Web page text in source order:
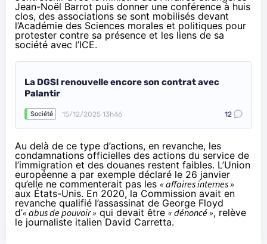
Jean-Noël Barrot puis donner une conférence à huis
clos, des associations se sont mobilisés devant
l’Académie des Sciences morales et politiques pour
protester contre sa présence et les liens de sa
société avec l’ICE.
La DGSI renouvelle encore son contrat avec
Palantir
Société 15/12/2025 13h46 12
Au delà de ce type d’actions, en revanche, les
condamnations officielles des actions du service de
l’immigration et des douanes restent faibles. L’Union
européenne a par exemple déclaré le 26 janvier
qu’elle ne commenterait pas les « affaires internes »
aux États-Unis. En 2020, la Commission avait en
revanche qualifié l’assassinat de George Floyd
d’« abus de pouvoir » qui devait être « dénoncé », relève
le journaliste italien David Carretta.